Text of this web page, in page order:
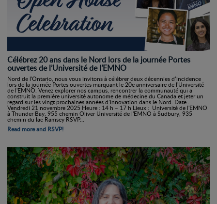
Célébrez 20 ans dans le Nord lors de la journée Portes
ouvertes de l’Université de l’EMNO
Nord de l'Ontario, nous vous invitons à célébrer deux décennies d’incidence
lors de la journée Portes ouvertes marquant le 20e anniversaire de l'Université
de l'EMNO. Venez explorer nos campus, rencontrer la communauté qui a
construit la première université autonome de médecine du Canada et jeter un
regard sur les vingt prochaines années d’innovation dans le Nord. Date :
Vendredi 21 novembre 2025 Heure : 14 h – 17 h Lieux : Université de l'EMNO
à Thunder Bay, 955 chemin Oliver Université de l'EMNO à Sudbury, 935
chemin du lac Ramsey RSVP...
Read more and RSVP!